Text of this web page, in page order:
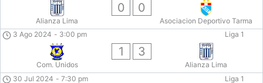
Alianza Lima
0 0
Asociacion Deportivo Tarma
Liga 1
3 Ago 2024 - 3:00 pm
Com. Unidos
1 3
Alianza Lima
Liga 1
30 Jul 2024 - 7:30 pm